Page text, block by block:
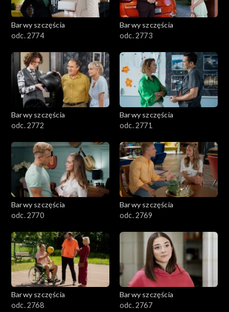
Barwy szczęścia
odc. 2774
Barwy szczęścia
odc. 2773
Barwy szczęścia
odc. 2772
Barwy szczęścia
odc. 2771
Barwy szczęścia
odc. 2770
Barwy szczęścia
odc. 2769
Barwy szczęścia
odc. 2768
Barwy szczęścia
odc. 2767